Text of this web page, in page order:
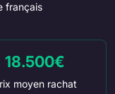
français
18.500€
moyen rachat